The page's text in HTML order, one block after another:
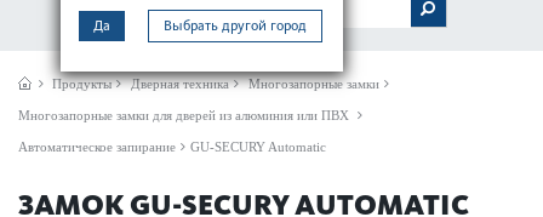
Да Выбрать другой город
МЕНЮ
Продукты Дверная техника Многозапорные замки
Многозапорные замки для дверей из алюминия или ПВХ
Автоматическое запирание GU-SECURY Automatic
ЗАМОК GU-SECURY AUTOMATIC